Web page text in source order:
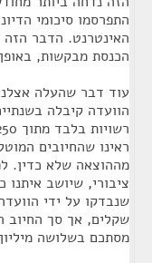
התפרסמו סיכומי
האינטרנט. הדבר הזה
הכנסת מבקשות,
עוד דבר שהעלה
הוועדה קיבלה
מההוצאה שלא כדין.
ציבורי, שיושב
שקלים, אך סך החיוב
מסתכם בשלושה